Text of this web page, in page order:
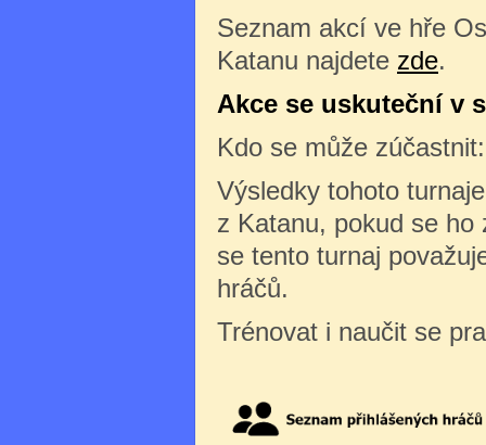
Seznam akcí ve hře
Katanu najdete zde.
Akce se uskuteční v
Kdo se může
Výsledky tohoto
z Katanu, pokud se
se tento turnaj
hráčů.
Trénovat i naučit se